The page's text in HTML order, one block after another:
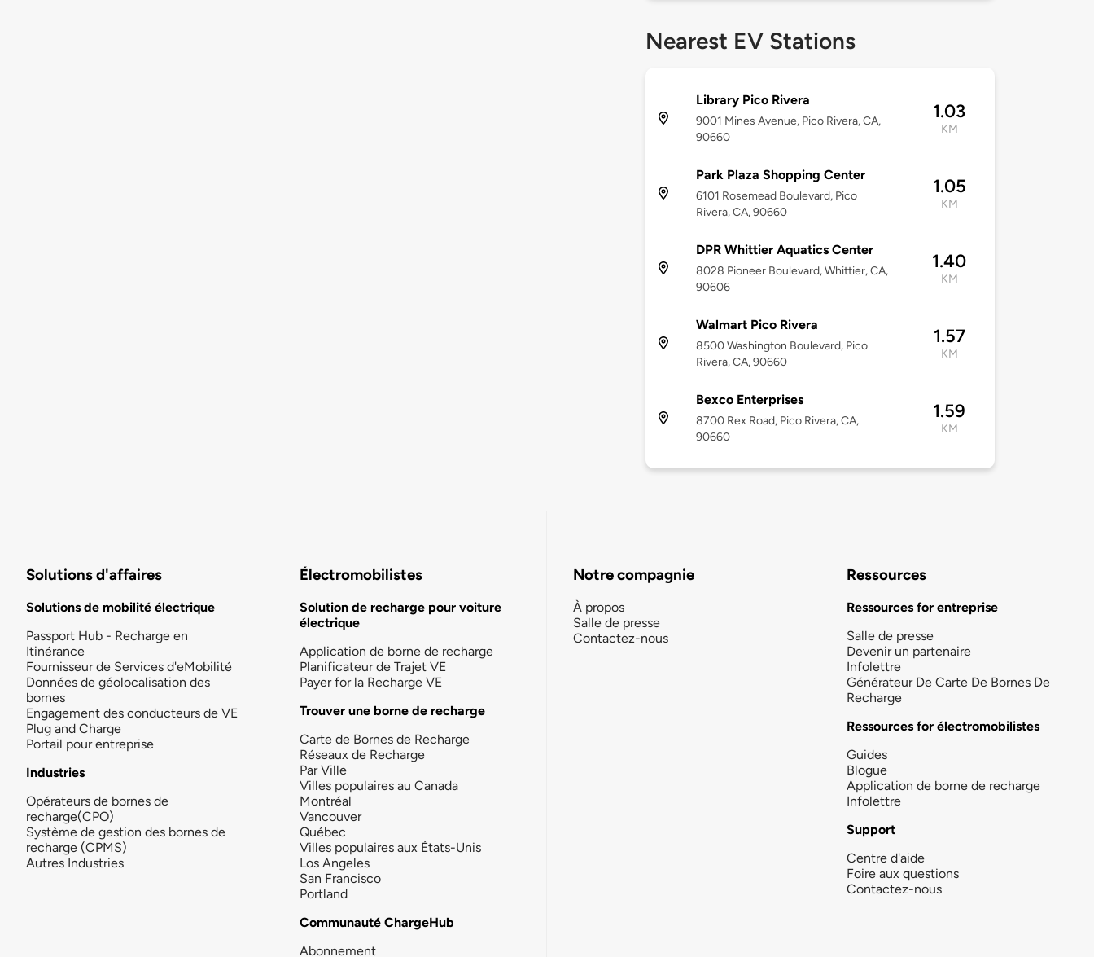
Nearest EV Stations
Library Pico Rivera
9001 Mines Avenue, Pico Rivera, CA,
90660
1.03
KM
Park Plaza Shopping Center
6101 Rosemead Boulevard, Pico
Rivera, CA, 90660
1.05
KM
DPR Whittier Aquatics Center
8028 Pioneer Boulevard, Whittier, CA,
90606
1.40
KM
Walmart Pico Rivera
8500 Washington Boulevard, Pico
Rivera, CA, 90660
1.57
KM
Bexco Enterprises
8700 Rex Road, Pico Rivera, CA,
90660
1.59
KM
Solutions d'affaires
Solutions de mobilité électrique
Passport Hub - Recharge en
Itinérance
Fournisseur de Services d'eMobilité
Données de géolocalisation des
bornes
Engagement des conducteurs de VE
Plug and Charge
Portail pour entreprise
Industries
Opérateurs de bornes de
recharge(CPO)
Système de gestion des bornes de
recharge (CPMS)
Autres Industries
Électromobilistes
Solution de recharge pour voiture
électrique
Application de borne de recharge
Planificateur de Trajet VE
Payer for la Recharge VE
Trouver une borne de recharge
Carte de Bornes de Recharge
Réseaux de Recharge
Par Ville
Villes populaires au Canada
Montréal
Vancouver
Québec
Villes populaires aux États-Unis
Los Angeles
San Francisco
Portland
Communauté ChargeHub
Abonnement
Notre compagnie
À propos
Salle de presse
Contactez-nous
Ressources
Ressources for entreprise
Salle de presse
Devenir un partenaire
Infolettre
Générateur De Carte De Bornes De
Recharge
Ressources for électromobilistes
Guides
Blogue
Application de borne de recharge
Infolettre
Support
Centre d'aide
Foire aux questions
Contactez-nous